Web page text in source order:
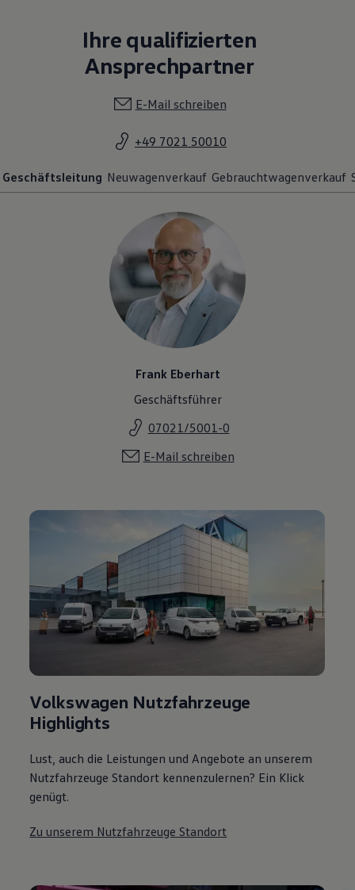
Ihre qualifizierten
Ansprechpartner
E-Mail schreiben
+49 7021 50010
Geschäftsleitung Neuwagenverkauf Gebrauchtwagenverkauf
Frank Eberhart
Geschäftsführer
07021/5001-0
E-Mail schreiben
Volkswagen Nutzfahrzeuge
Highlights
Lust, auch die Leistungen und Angebote an unserem
Nutzfahrzeuge Standort kennenzulernen? Ein Klick
genügt.
Zu unserem Nutzfahrzeuge Standort